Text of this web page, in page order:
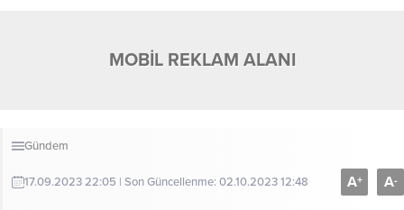
MOBİL REKLAM ALANI
Gündem
17.09.2023 22:05 | Son Güncellenme: 02.10.2023 12:48 A+ A-